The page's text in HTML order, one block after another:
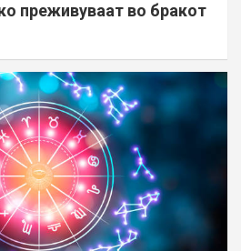
преживуваат во бракот